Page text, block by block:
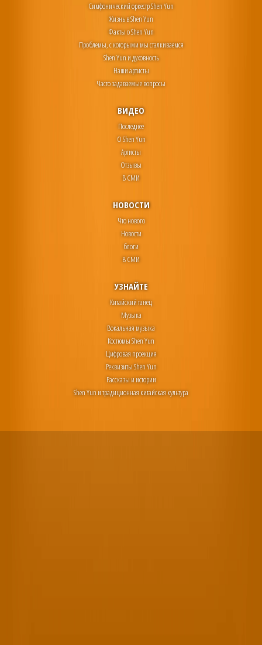
Симфонический оркестр Shen Yun
Жизнь в Shen Yun
Факты о Shen Yun
Проблемы, с которыми мы сталкиваемся
Shen Yun и духовность
Наши артисты
Часто задаваемые вопросы
ВИДЕО
Последнее
О Shen Yun
Артисты
Отзывы
В СМИ
НОВОСТИ
Что нового
Новости
блоги
В СМИ
УЗНАЙТЕ
Китайский танец
Музыка
Вокальная музыка
Костюмы Shen Yun
Цифровая проекция
Реквизиты Shen Yun
Рассказы и истории
Shen Yun и традиционная китайская культура